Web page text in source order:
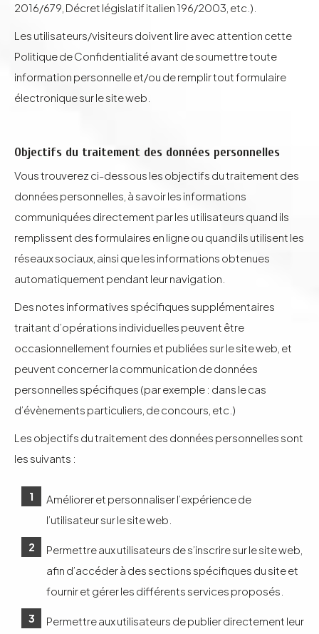
2016/679, Décret législatif italien 196/2003, etc.).
Les utilisateurs/visiteurs doivent lire avec attention cette
Politique de Confidentialité avant de soumettre toute
information personnelle et/ou de remplir tout formulaire
électronique sur le site web.
Objectifs du traitement des données personnelles
Vous trouverez ci-dessous les objectifs du traitement des
données personnelles, à savoir les informations
communiquées directement par les utilisateurs quand ils
remplissent des formulaires en ligne ou quand ils utilisent les
réseaux sociaux, ainsi que les informations obtenues
automatiquement pendant leur navigation.
Des notes informatives spécifiques supplémentaires
traitant d’opérations individuelles peuvent être
occasionnellement fournies et publiées sur le site web, et
peuvent concerner la communication de données
personnelles spécifiques (par exemple : dans le cas
d’évènements particuliers, de concours, etc.)
Les objectifs du traitement des données personnelles sont
les suivants :
Améliorer et personnaliser l’expérience de
l’utilisateur sur le site web.
Permettre aux utilisateurs de s’inscrire sur le site web,
afin d’accéder à des sections spécifiques du site et
fournir et gérer les différents services proposés.
Permettre aux utilisateurs de publier directement leur